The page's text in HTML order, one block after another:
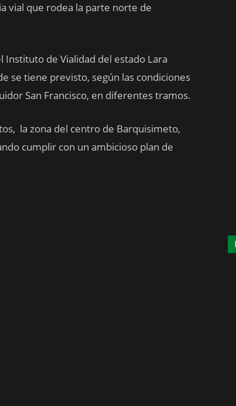
vial que rodea la parte norte de
Instituto de Vialidad del estado Lara
se tiene previsto, según las condiciones
San Francisco, en diferentes tramos.
la zona del centro de Barquisimeto,
cumplir con un ambicioso plan de